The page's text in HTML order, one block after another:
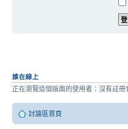
誰在線上
正在瀏覽這個版面的使用者：沒有註冊
討論區首頁